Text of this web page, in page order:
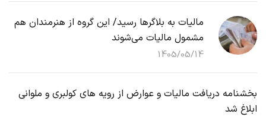
مالیات به بلاگرها رسید/ این گروه از هنرمندان هم
مشمول مالیات می‌شوند
1405/05/14
بخشنامه دریافت مالیات و عوارض از رویه های کولبری و ملوانی
ابلاغ شد